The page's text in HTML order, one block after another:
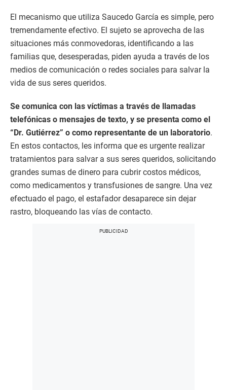
El mecanismo que utiliza Saucedo García es simple, pero
tremendamente efectivo. El sujeto se aprovecha de las
situaciones más conmovedoras, identificando a las
familias que, desesperadas, piden ayuda a través de los
medios de comunicación o redes sociales para salvar la
vida de sus seres queridos.
Se comunica con las víctimas a través de llamadas
telefónicas o mensajes de texto, y se presenta como el
“Dr. Gutiérrez” o como representante de un laboratorio.
En estos contactos, les informa que es urgente realizar
tratamientos para salvar a sus seres queridos, solicitando
grandes sumas de dinero para cubrir costos médicos,
como medicamentos y transfusiones de sangre. Una vez
efectuado el pago, el estafador desaparece sin dejar
rastro, bloqueando las vías de contacto.